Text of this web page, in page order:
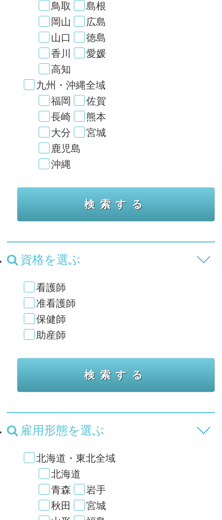
鳥取
島根
岡山
広島
山口
徳島
香川
愛媛
高知
九州・沖縄全域
福岡
佐賀
長崎
熊本
大分
宮城
鹿児島
沖縄
資格を選ぶ
看護師
准看護師
保健師
助産師
雇用形態を選ぶ
北海道・東北全域
北海道
青森
岩手
秋田
宮城